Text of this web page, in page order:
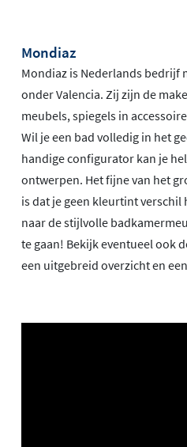
Mondiaz
Mondiaz is Nederlands bedrijf
onder Valencia. Zij zijn de
meubels, spiegels in
Wil je een bad volledig in het
handige configurator kan je
ontwerpen. Het fijne van het
is dat je geen kleurtint verschil
naar de stijlvolle
te gaan! Bekijk eventueel ook
een uitgebreid overzicht en een